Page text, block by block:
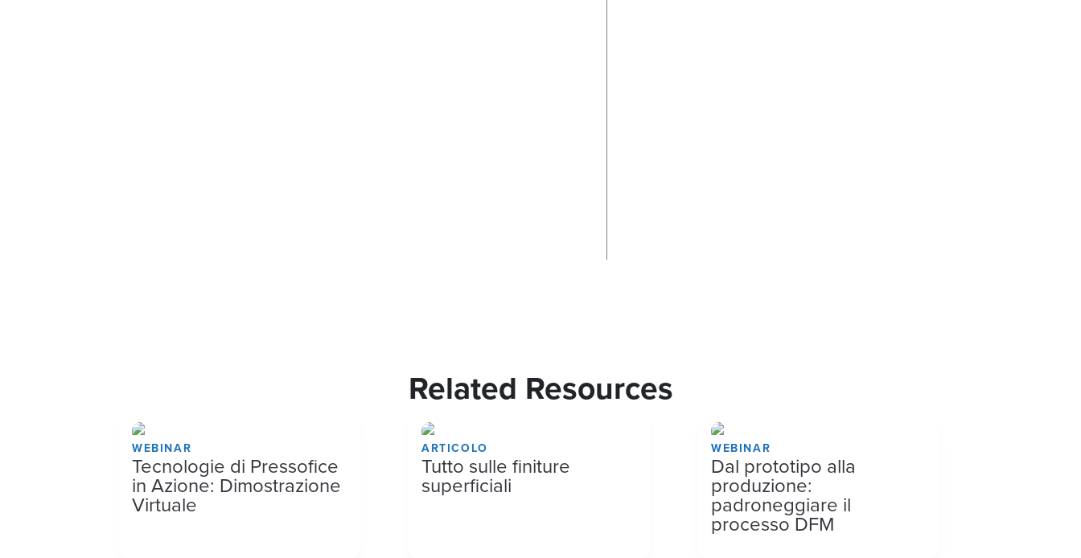
Related Resources
WEBINAR
Tecnologie di Pressofice
in Azione: Dimostrazione
Virtuale
ARTICOLO
Tutto sulle finiture
superficiali
WEBINAR
Dal prototipo alla
produzione:
padroneggiare il
processo DFM